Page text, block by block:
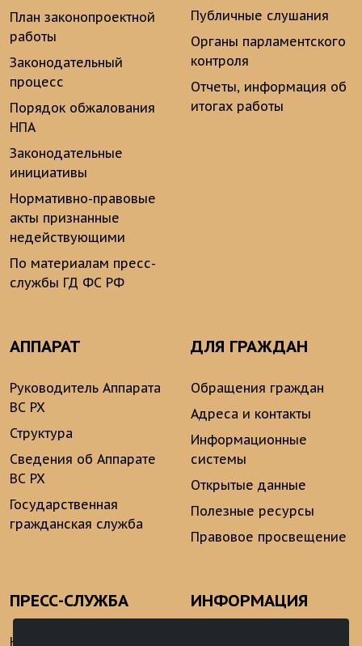
План законопроектной
работы
Законодательный
процесс
Порядок обжалования
НПА
Законодательные
инициативы
Нормативно-правовые
акты признанные
недействующими
По материалам пресс-
службы ГД ФС РФ
Публичные слушания
Органы парламентского
контроля
Отчеты, информация об
итогах работы
АППАРАТ
Руководитель Аппарата
ВС РХ
Структура
Сведения об Аппарате
ВС РХ
Государственная
гражданская служба
ДЛЯ ГРАЖДАН
Обращения граждан
Адреса и контакты
Информационные
системы
Открытые данные
Полезные ресурсы
Правовое просвещение
ПРЕСС-СЛУЖБА
Новости
ИНФОРМАЦИЯ